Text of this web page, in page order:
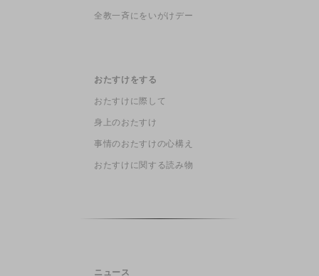
全教一斉にをいがけデー
おたすけをする
おたすけに際して
身上のおたすけ
事情のおたすけの心構え
おたすけに関する読み物
ニュース